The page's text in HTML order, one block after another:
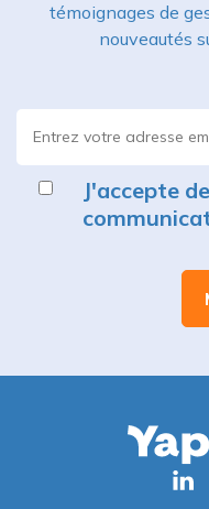
témoignages de
nouveautés
J'accepte